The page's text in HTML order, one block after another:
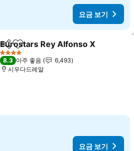
요금 보기
공유 즐겨찾기에 추가
Eurostars Rey Alfonso X
4 성급
8.3 아주 좋음
6,493
시우다드레알
요금 보기